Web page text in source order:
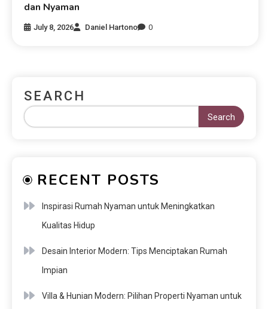
dan Nyaman
July 8, 2026 Daniel Hartono 0
SEARCH
Search
RECENT POSTS
Inspirasi Rumah Nyaman untuk Meningkatkan
Kualitas Hidup
Desain Interior Modern: Tips Menciptakan Rumah
Impian
Villa & Hunian Modern: Pilihan Properti Nyaman untuk